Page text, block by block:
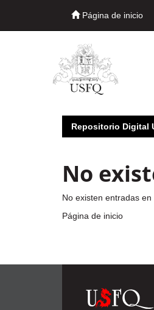
Página de inicio
Repositorio Digital
No
No existen entradas
Página de inicio